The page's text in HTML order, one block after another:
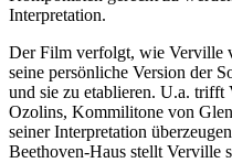
Interpretation.
Der Film verfolgt, wie Verville
seine persönliche Version der
und sie zu etablieren. U.a.
Ozolins, Kommilitone von
seiner Interpretation
Beethoven-Haus stellt Verville